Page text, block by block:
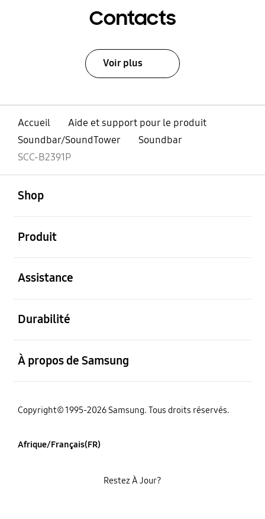
Contacts
Voir plus
Accueil
Aide et support pour le produit
Soundbar/SoundTower
Soundbar
SCC-B2391P
Shop
Produit
Assistance
Durabilité
À propos de Samsung
Copyright© 1995-2026 Samsung. Tous droits réservés.
Afrique/Français(FR)
Restez À Jour?